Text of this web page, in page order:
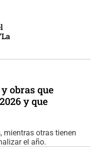
obras que
y que
mientras otras tienen
el año.